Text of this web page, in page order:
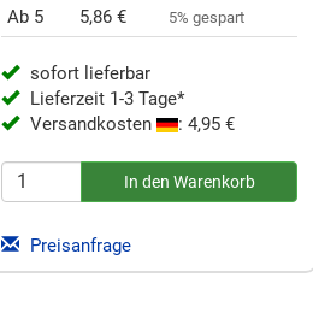
Ab 5 5,86 € 5% gespart
sofort lieferbar
Lieferzeit 1-3 Tage*
Versandkosten
: 4,95 €
Preisanfrage